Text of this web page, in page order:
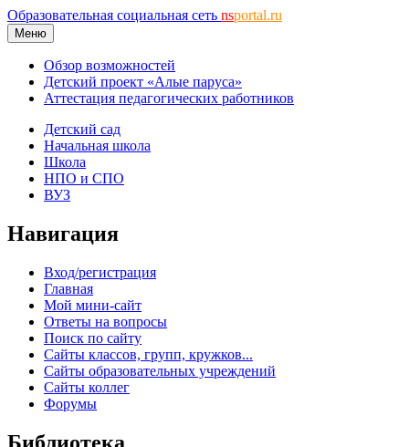
Образовательная социальная сеть nsportal.ru
Меню
Обзор возможностей
Детский проект «Алые паруса»
Аттестация педагогических работников
Детский сад
Начальная школа
Школа
НПО и СПО
ВУЗ
Навигация
Вход/регистрация
Главная
Мой мини-сайт
Ответы на вопросы
Поиск по сайту
Сайты классов, групп, кружков...
Сайты образовательных учреждений
Сайты коллег
Форумы
Библиотека